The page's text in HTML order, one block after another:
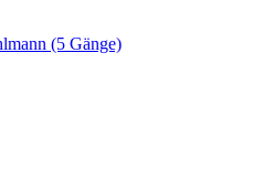
(5 Gänge)